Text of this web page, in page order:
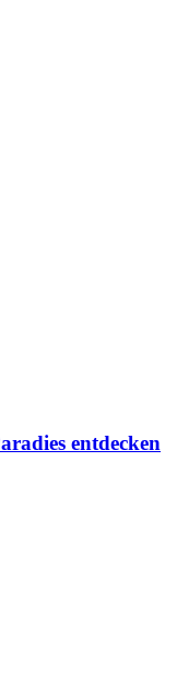
entdecken